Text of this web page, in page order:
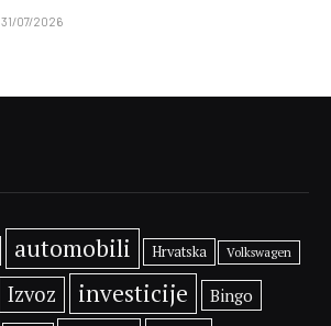
31/07/2026
automobili Hrvatska Volkswagen
Izvoz investicije Bingo